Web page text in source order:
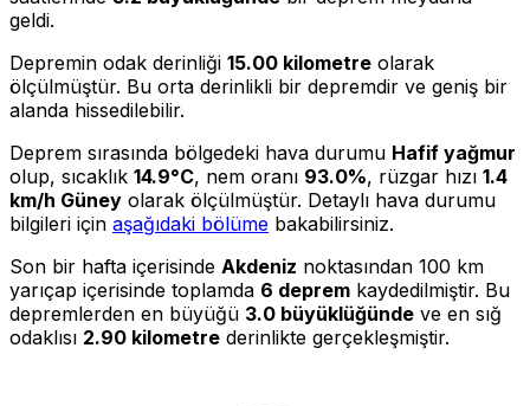
geldi.
Depremin odak derinliği 15.00 kilometre olarak
ölçülmüştür. Bu orta derinlikli bir depremdir ve geniş bir
alanda hissedilebilir.
Deprem sırasında bölgedeki hava durumu Hafif yağmur
olup, sıcaklık 14.9°C, nem oranı 93.0%, rüzgar hızı 1.4
km/h Güney olarak ölçülmüştür. Detaylı hava durumu
bilgileri için aşağıdaki bölüme bakabilirsiniz.
Son bir hafta içerisinde Akdeniz noktasından 100 km
yarıçap içerisinde toplamda 6 deprem kaydedilmiştir. Bu
depremlerden en büyüğü 3.0 büyüklüğünde ve en sığ
odaklısı 2.90 kilometre derinlikte gerçekleşmiştir.